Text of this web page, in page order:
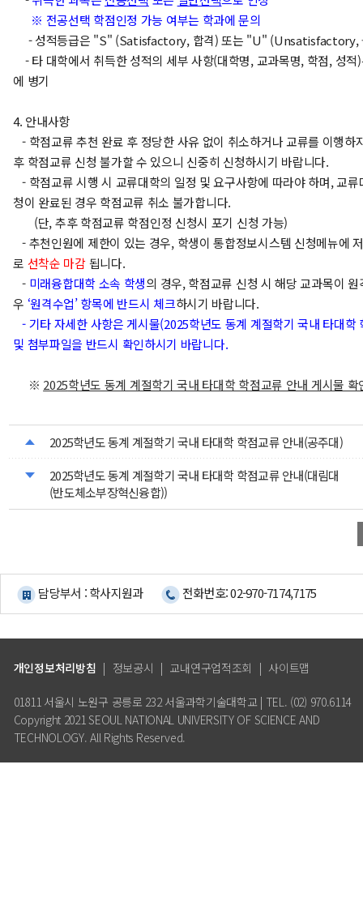
※ 전공선택 학점인정 가능 여부는 학과에 문의
- 성적등급은 "S" (Satisfactory, 합격) 또는 "U" ​(Unsatisfactory,
- 타 대학에서 취득한 성적의 세부 사항(대학명, 교과목명, 학점, 성적
에 병기
4. 안내사항
- 학점교류 추천 완료 후 정당한 사유 없이 취소하거나 교류를 이행하
후 학점교류 신청 불가할 수 있으니 신중히 신청하시기 바랍니다.
- 학점교류 시행 시 교류대학의 일정 및 요구사항에 따라야 하며, 교
청이 완료된 경우 학점교류 취소 불가합니다.
(단, 추후 학점교류 학점인정 신청시 포기 신청 가능)
- 추천인원에 제한이 있는 경우, 학생이 통합정보시스템 신청메뉴에
로 선착순 마감됩니다.
- 미래융합대학 소속 학생의 경우, 학점교류 신청 시 해당 교과목이 원
우 ‘원격수업’ 항목에 반드시 체크하시기 바랍니다.
- 기타 자세한 사항은 게시물(2025학년도 동계 계절학기 국내 타대학
및 첨부파일을 반드시 확인하시기 바랍니다.
※ 2025학년도 동계 계절학기 국내 타대학 학점교류 안내 게시물 확
2025학년도 동계 계절학기 국내 타대학 학점교류 안내(공주대)
2025학년도 동계 계절학기 국내 타대학 학점교류 안내(대림대
(반도체소부장혁신융합))
담당부서 : 학사지원과 전화번호: 02-970-7174,7175
개인정보처리방침 | 정보공시 | 교내연구업적조회 | 사이트맵
01811 서울시 노원구 공릉로 232 서울과학기술대학교 | TEL. (02) 970.6114
Copyright 2021 SEOUL NATIONAL UNIVERSITY OF SCIENCE AND
TECHNOLOGY. All Rights Reserved.